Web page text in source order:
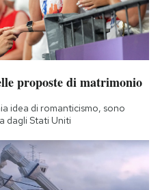
proposte di matrimonio
idea di romanticismo, sono
dagli Stati Uniti